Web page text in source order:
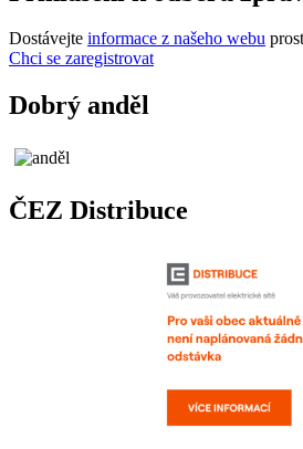
Dostávejte informace z našeho webu
Chci se zaregistrovat
Dobrý anděl
ČEZ Distribuce